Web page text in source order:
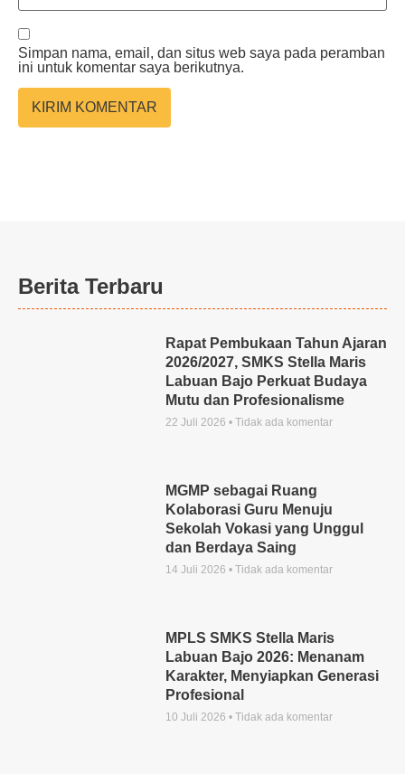
Simpan nama, email, dan situs web saya pada peramban
ini untuk komentar saya berikutnya.
Berita Terbaru
Rapat Pembukaan Tahun Ajaran
2026/2027, SMKS Stella Maris
Labuan Bajo Perkuat Budaya
Mutu dan Profesionalisme
22 Juli 2026 Tidak ada komentar
MGMP sebagai Ruang
Kolaborasi Guru Menuju
Sekolah Vokasi yang Unggul
dan Berdaya Saing
14 Juli 2026 Tidak ada komentar
MPLS SMKS Stella Maris
Labuan Bajo 2026: Menanam
Karakter, Menyiapkan Generasi
Profesional
10 Juli 2026 Tidak ada komentar